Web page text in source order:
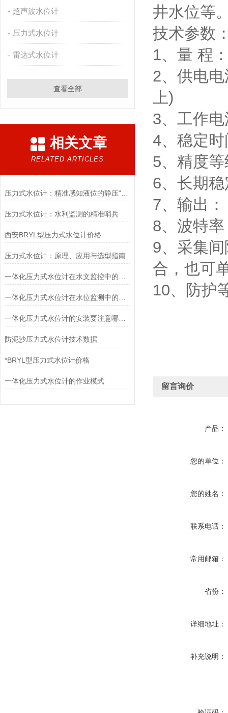
超声波水位计
压力式水位计
雷达式水位计
查看全部
相关文章
RELATED ARTICLES
压力式水位计：水利监测的精准哨兵
西安BRYL型压力式水位计价格
压力式水位计：原理、应用与选型指南
一体化压力式水位计的安装要注意哪些事项
防泥沙压力式水位计技术数据
*BRYL型压力式水位计价格
一体化压力式水位计的作业模式
井水位等
技术参数
1、量 程
2、供电
上)
3、工作
4、稳定
5、精度
6、长期
7、输出
8、波特
9、采集
合，也可
10、防护
留言询价
产品：
您的单位：
您的姓名：
联系电话：
常用邮箱：
省份：
详细地址：
补充说明：